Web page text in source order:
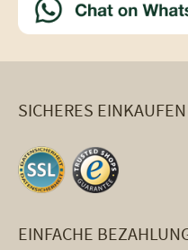
SICHERES EINKAUFEN
EINFACHE